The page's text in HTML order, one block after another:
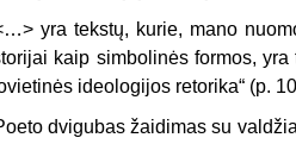
yra tekstų, kurie, mano
kaip simbolinės formos,
ideologijos retorika“ (p.
dvigubas žaidimas su